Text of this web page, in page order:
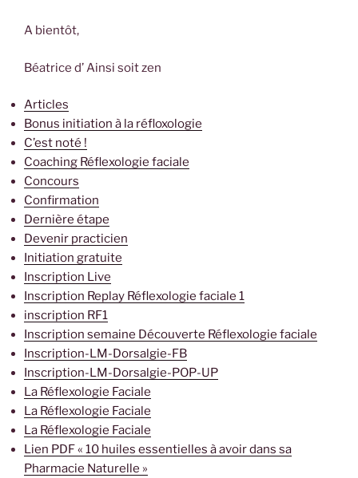
A bientôt,
Béatrice d’ Ainsi soit zen
Articles
Bonus initiation à la réfloxologie
C’est noté !
Coaching Réflexologie faciale
Concours
Confirmation
Dernière étape
Devenir practicien
Initiation gratuite
Inscription Live
Inscription Replay Réflexologie faciale 1
inscription RF1
Inscription semaine Découverte Réflexologie faciale
Inscription-LM-Dorsalgie-FB
Inscription-LM-Dorsalgie-POP-UP
La Réflexologie Faciale
La Réflexologie Faciale
La Réflexologie Faciale
Lien PDF « 10 huiles essentielles à avoir dans sa
Pharmacie Naturelle »